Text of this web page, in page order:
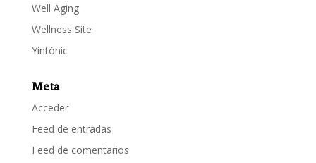
Well Aging
Wellness Site
Yintónic
Meta
Acceder
Feed de entradas
Feed de comentarios